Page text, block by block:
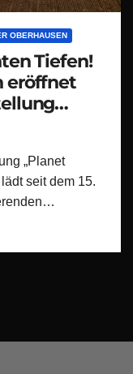
OBERHAUSEN
Tiefen!
eröffnet
„Planet
seit dem 15.